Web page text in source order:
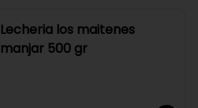
Lecheria los maitenes
manjar 500 gr